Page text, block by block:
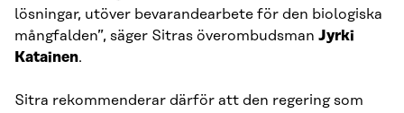
lösningar, utöver bevarandearbete för den biologiska
mångfalden”, säger Sitras överombudsman Jyrki
Katainen.
Sitra rekommenderar därför att den regering som